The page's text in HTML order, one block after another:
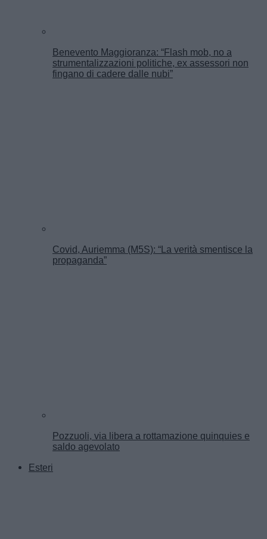
Benevento Maggioranza: “Flash mob, no a
strumentalizzazioni politiche, ex assessori non
fingano di cadere dalle nubi”
Covid, Auriemma (M5S): “La verità smentisce la
propaganda”
Pozzuoli, via libera a rottamazione quinquies e
saldo agevolato
Esteri